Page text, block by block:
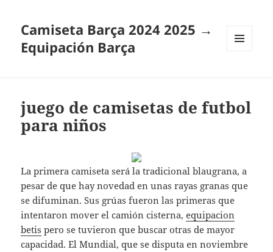
Camiseta Barça 2024 2025 →
Equipación Barça
juego de camisetas de futbol
para niños
La primera camiseta será la tradicional blaugrana, a
pesar de que hay novedad en unas rayas granas que
se difuminan. Sus grúas fueron las primeras que
intentaron mover el camión cisterna,equipacion
betis pero se tuvieron que buscar otras de mayor
capacidad. El Mundial, que se disputa en noviembre